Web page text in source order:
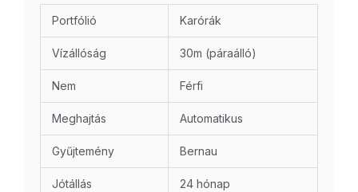
Portfólió Karórák
Vízállóság 30m (páraálló)
Nem Férfi
Meghajtás Automatikus
Gyűjtemény Bernau
Jótállás 24 hónap